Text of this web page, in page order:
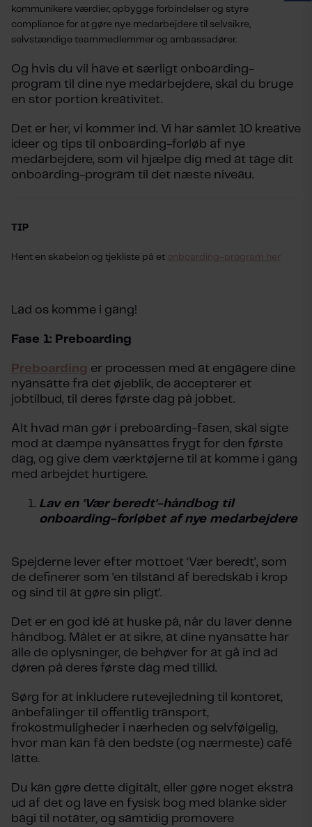
kommunikere værdier, opbygge forbindelser og styre
compliance for at gøre nye medarbejdere til selvsikre,
selvstændige teammedlemmer og ambassadører.
Og hvis du vil have et særligt onboarding-
program til dine nye medarbejdere, skal du bruge
en stor portion kreativitet.
Det er her, vi kommer ind. Vi har samlet 10 kreative
ideer og tips til onboarding-forløb af nye
medarbejdere, som vil hjælpe dig med at tage dit
onboarding-program til det næste niveau.
TIP
Hent en skabelon og tjekliste på et onboarding-program her
Lad os komme i gang!
Fase 1: Preboarding
Preboarding er processen med at engagere dine
nyansatte fra det øjeblik, de accepterer et
jobtilbud, til deres første dag på jobbet.
Alt hvad man gør i preboarding-fasen, skal sigte
mod at dæmpe nyansattes frygt for den første
dag, og give dem værktøjerne til at komme i gang
med arbejdet hurtigere.
Lav en 'Vær beredt'-håndbog til
onboarding-forløbet af nye medarbejdere
Spejderne lever efter mottoet ‘Vær beredt’, som
de definerer som 'en tilstand af beredskab i krop
og sind til at gøre sin pligt'.
Det er en god idé at huske på, når du laver denne
håndbog. Målet er at sikre, at dine nyansatte har
alle de oplysninger, de behøver for at gå ind ad
døren på deres første dag med tillid.
Sørg for at inkludere rutevejledning til kontoret,
anbefalinger til offentlig transport,
frokostmuligheder i nærheden og selvfølgelig,
hvor man kan få den bedste (og nærmeste) café
latte.
Du kan gøre dette digitalt, eller gøre noget ekstra
ud af det og lave en fysisk bog med blanke sider
bagi til notater, og samtidig promovere